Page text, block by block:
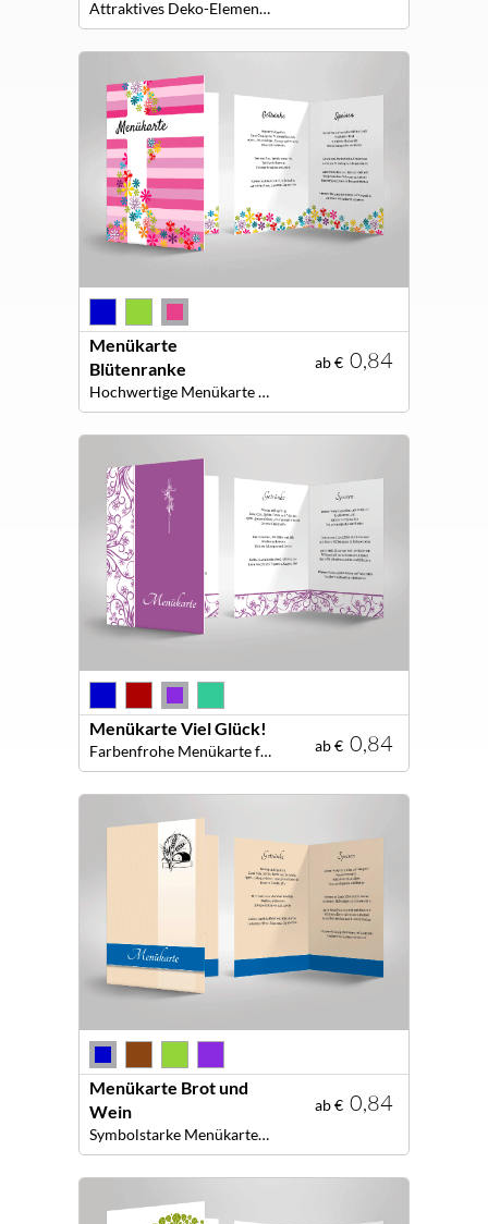
Attraktives Deko-Element für die festliche Tafel: Selbstgestaltete Menükarten
ab € 0,84
Menükarte
Blütenranke
Hochwertige Menükarte für Ihre dekorative Tafel!
ab € 0,84
Menükarte Viel Glück!
Farbenfrohe Menükarte für Ihre dekorative Tafel!
ab € 0,84
Menükarte Brot und
Wein
Symbolstarke Menükarten für Ihre dekorative Tafel!